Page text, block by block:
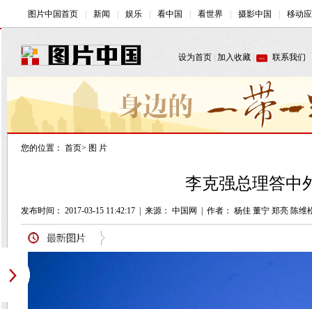
您的位置： 首页> 图 片
李克强总理答中
发布时间： 2017-03-15 11:42:17 来源： 中国网 作者： 杨佳 董宁 郑亮 陈维